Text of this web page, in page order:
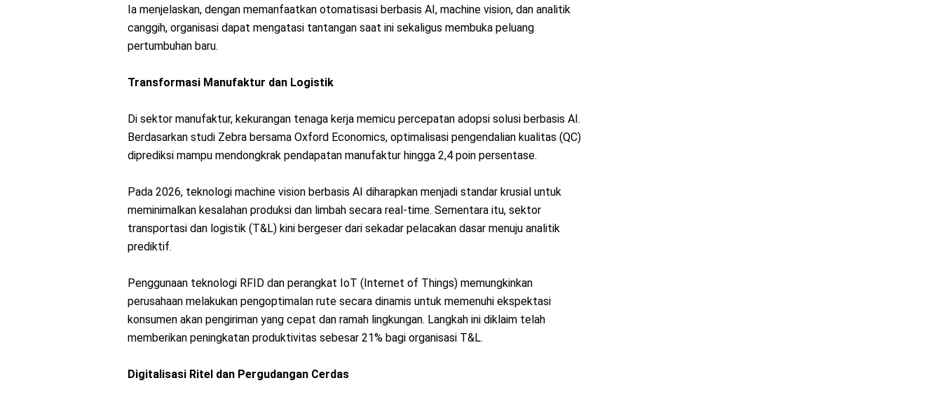
Ia menjelaskan, dengan memanfaatkan otomatisasi berbasis AI, machine vision, dan analitik
canggih, organisasi dapat mengatasi tantangan saat ini sekaligus membuka peluang
pertumbuhan baru.
Transformasi Manufaktur dan Logistik
Di sektor manufaktur, kekurangan tenaga kerja memicu percepatan adopsi solusi berbasis AI.
Berdasarkan studi Zebra bersama Oxford Economics, optimalisasi pengendalian kualitas (QC)
diprediksi mampu mendongkrak pendapatan manufaktur hingga 2,4 poin persentase.
Pada 2026, teknologi machine vision berbasis AI diharapkan menjadi standar krusial untuk
meminimalkan kesalahan produksi dan limbah secara real-time. Sementara itu, sektor
transportasi dan logistik (T&L) kini bergeser dari sekadar pelacakan dasar menuju analitik
prediktif.
Penggunaan teknologi RFID dan perangkat IoT (Internet of Things) memungkinkan
perusahaan melakukan pengoptimalan rute secara dinamis untuk memenuhi ekspektasi
konsumen akan pengiriman yang cepat dan ramah lingkungan. Langkah ini diklaim telah
memberikan peningkatan produktivitas sebesar 21% bagi organisasi T&L.
Digitalisasi Ritel dan Pergudangan Cerdas